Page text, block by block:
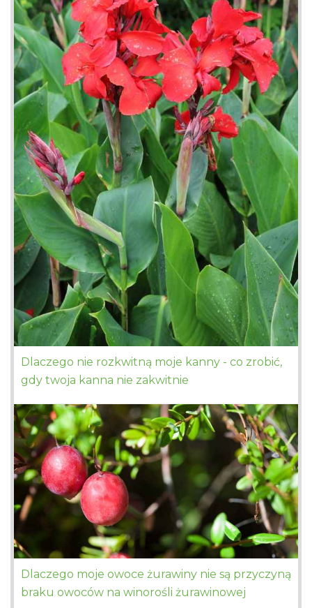
Dlaczego nie rozkwitną moje kanny - co zrobić,
gdy twoja kanna nie zakwitnie
Dlaczego moje owoce żurawiny nie są przyczyną
braku owoców na winorośli żurawinowej